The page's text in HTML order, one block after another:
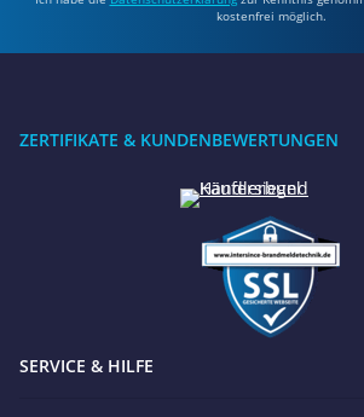
kostenfrei möglich.
ZERTIFIKATE & KUNDENBEWERTUNGEN
SERVICE & HILFE